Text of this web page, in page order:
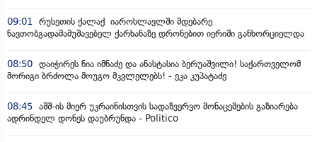
09:01
რუსეთის ქალაქ იაროსლავლში მდებარე
ნავთობგადამამუშავებელ ქარხანაზე დრონებით იერიში განხორციელდა
08:50 დაიჭირეს ნია იმნაძე და ანასტასია ბერუაშვილი! საქართველომ
მორიგი ბრძოლა მოუგო მკვლელებს! - ეკა კუპატაძე
08:45 აშშ-ის მიერ უკრაინისთვის სადაზვერვო მონაცემების გაზიარება
ადრინდელ დონეს დაუბრუნდა - Politico